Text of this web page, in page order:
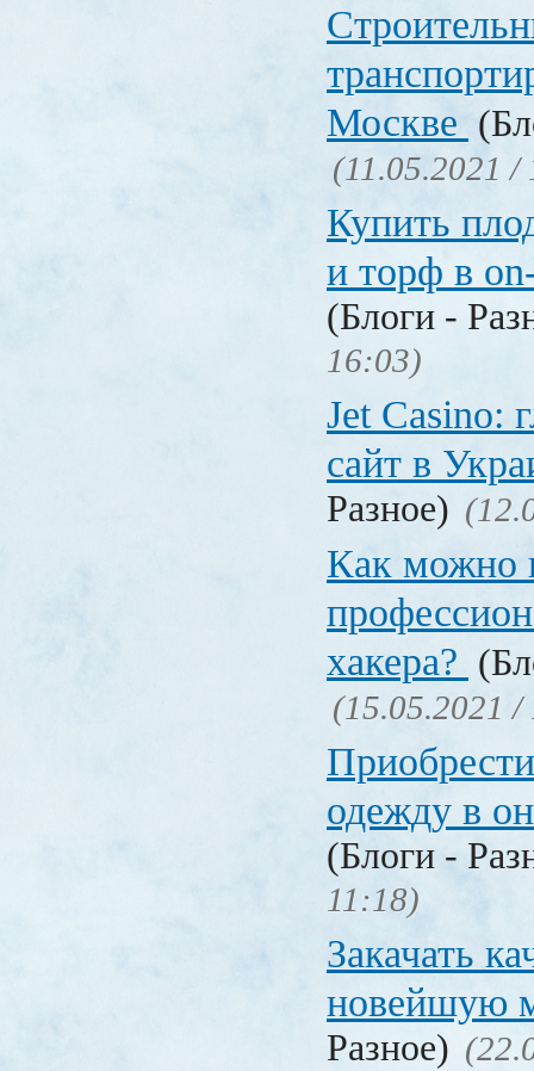
Москве
(11.05.2021 /
Купить
и торф в
(Блоги -
16:03)
Jet Сasino:
сайт в
Разное)
Как можно
хакера?
(15.05.2021 /
одежду в
(Блоги -
11:18)
Закачать
новейшую
Разное)